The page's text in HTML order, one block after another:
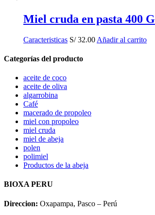
Miel cruda en pasta 400 G
Caracteristicas S/32.00 Añadir al carrito
Categorías del producto
aceite de coco
aceite de oliva
algarrobina
Café
macerado de propoleo
miel con propoleo
miel cruda
miel de abeja
polen
polimiel
Productos de la abeja
BIOXA PERU
Direccion: Oxapampa, Pasco – Perú